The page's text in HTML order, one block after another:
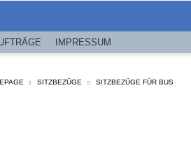
IMPRESSUM
SITZBEZÜGE SITZBEZÜGE FÜR BUS